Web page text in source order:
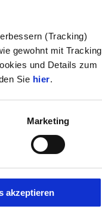
(Tracking)
gewohnt mit Tracking
und Details zum
Sie hier.
Marketing
akzeptieren